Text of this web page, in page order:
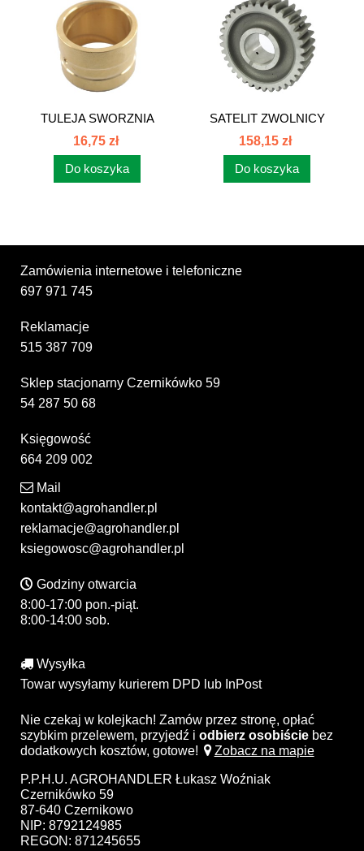
TULEJA SWORZNIA
PRZEDNIEGO...
16,75 zł
Do koszyka
SATELIT ZWOLNICY
PRZEDNIEGO...
158,15 zł
Do koszyka
Zamówienia internetowe i telefoniczne
697 971 745
Reklamacje
515 387 709
Sklep stacjonarny Czernikówko 59
54 287 50 68
Księgowość
664 209 002
Mail
kontakt@agrohandler.pl
reklamacje@agrohandler.pl
ksiegowosc@agrohandler.pl
Godziny otwarcia
8:00-17:00 pon.-piąt.
8:00-14:00 sob.
Wysyłka
Towar wysyłamy kurierem DPD lub InPost
Nie czekaj w kolejkach! Zamów przez stronę, opłać
szybkim przelewem, przyjedź i odbierz osobiście bez
dodatkowych kosztów, gotowe!
Zobacz na mapie
P.P.H.U. AGROHANDLER Łukasz Woźniak
Czernikówko 59
87-640 Czernikowo
NIP: 8792124985
REGON: 871245655